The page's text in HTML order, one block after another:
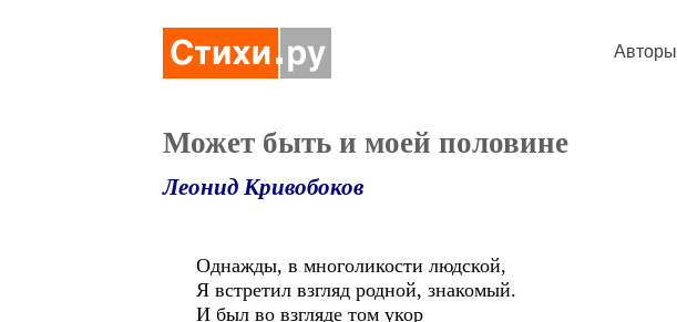
Авторы
Может быть и моей половине
Леонид Кривобоков
Однажды, в многоликости людской,
Я встретил взгляд родной, знакомый.
И был во взгляде том укор